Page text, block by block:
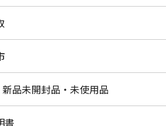
品未開封品・未使用品
書